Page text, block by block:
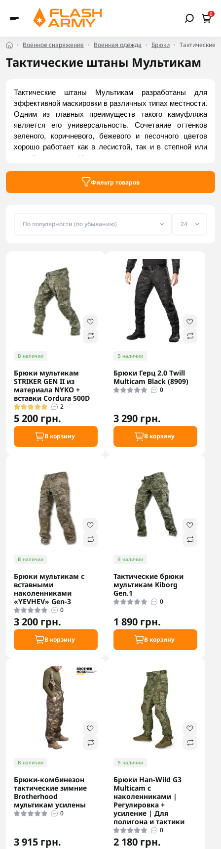
0
Военное снаряжение Военная одежда Брюки Тактические
Тактические штаны Мультикам
Тактические штаны Мультикам разработаны для
эффективной маскировки в различных типах местности.
Одним из главных преимуществ такого камуфляжа
является его универсальность. Сочетание оттенков
зеленого, коричневого, бежевого и песочного цветов
хорошо работает как в лесистой, так и в степной или
горной местности. Именно поэтому он является самым
доступными моделями тактических брюк Мультикам
Фильтр товаров
В наличии
Брюки мультикам
STRIKER GEN II из
материала NYKO +
вставки Cordura 500D
2
5 200 грн.
В корзину
В наличии
Брюки Герц 2.0 Twill
Multicam Black (8909)
0
3 290 грн.
В корзину
В наличии
Брюки мультикам с
вставными
наколенниками
«YEVHEV» Gen-3
0
3 200 грн.
В корзину
В наличии
Тактические брюки
мультикам Kiborg
Gen.1
0
1 890 грн.
В корзину
В наличии
Брюки-комбинезон
тактические зимние
Brotherhood
мультикам усилены
0
3 915 грн.
В наличии
Брюки Han-Wild G3
Multicam с
наколенниками |
Регулировка +
усиление | Для
полигона и тактики
0
2 180 грн.